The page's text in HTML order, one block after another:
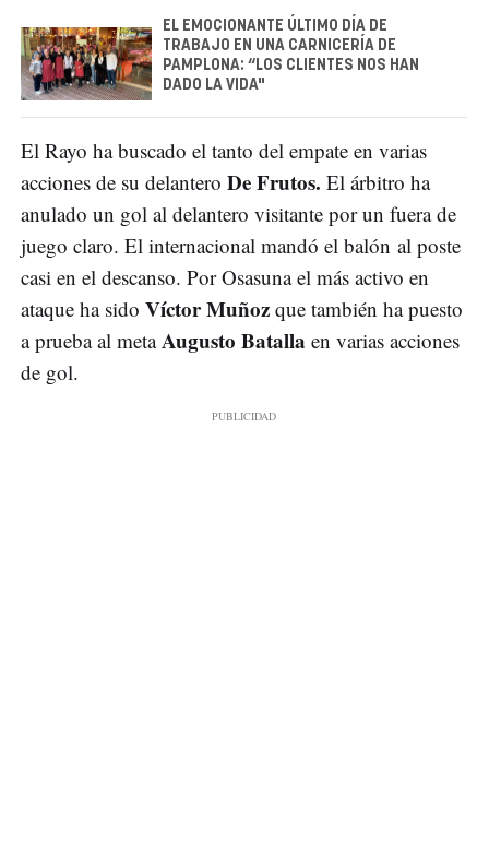
EL EMOCIONANTE ÚLTIMO DÍA DE
TRABAJO EN UNA CARNICERÍA DE
PAMPLONA: “LOS CLIENTES NOS HAN
DADO LA VIDA"
El Rayo ha buscado el tanto del empate en varias
acciones de su delantero De Frutos. El árbitro ha
anulado un gol al delantero visitante por un fuera de
juego claro. El internacional mandó el balón al poste
casi en el descanso. Por Osasuna el más activo en
ataque ha sido Víctor Muñoz que también ha puesto
a prueba al metaAugusto Batalla en varias acciones
de gol.